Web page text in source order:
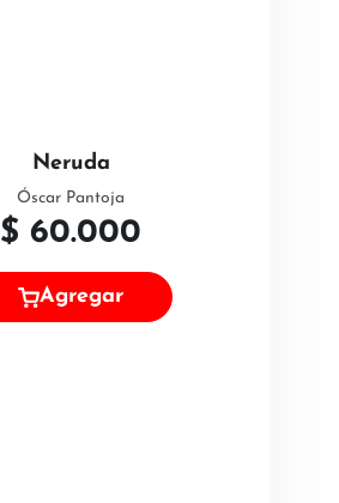
Neruda
Óscar Pantoja
$ 60.000
Agregar